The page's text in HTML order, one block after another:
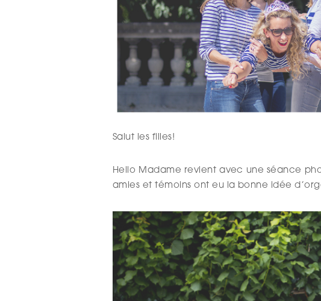
Salut les filles!
Hello Madame revient avec une séance
amies et témoins ont eu la bonne idée